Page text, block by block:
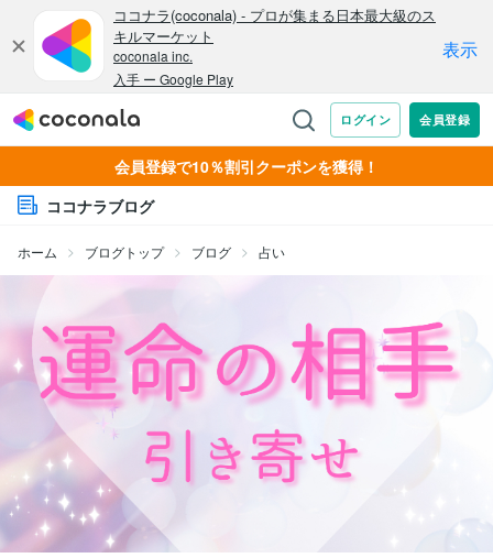
会員登録で10％割引クーポンを獲得！
ココナラブログ
ホーム ブログトップ ブログ 占い